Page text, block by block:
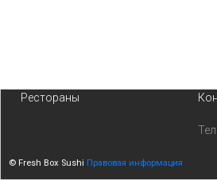
Рестораны
© Fresh Box Sushi Правовая информация